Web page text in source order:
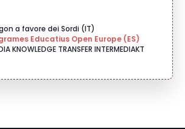
a favore dei Sordi (IT)
Educatius Open Europe (ES)
KNOWLEDGE TRANSFER INTERMEDIAKT